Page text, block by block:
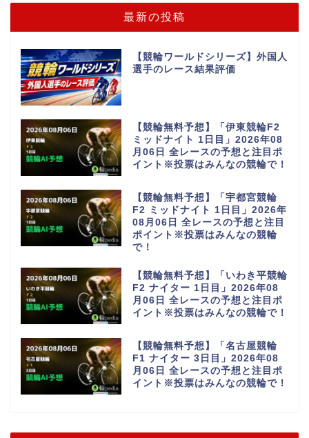
最新の投稿
【競輪ワールドシリーズ】外国人
選手のレース結果評価
【競輪無料予想】「伊東競輪F2
ミッドナイト 1日目」2026年08
月06日 全レースの予想と注目ポ
イント※投票はみんなの競輪で！
【競輪無料予想】「宇都宮競輪
F2 ミッドナイト 1日目」2026年
08月06日 全レースの予想と注目
ポイント※投票はみんなの競輪
で！
【競輪無料予想】「いわき平競輪
F2 ナイター 1日目」2026年08
月06日 全レースの予想と注目ポ
イント※投票はみんなの競輪で！
【競輪無料予想】「名古屋競輪
F1 ナイター 3日目」2026年08
月06日 全レースの予想と注目ポ
イント※投票はみんなの競輪で！